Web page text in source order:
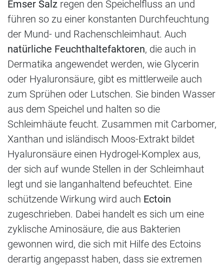
Emser Salz regen den Speichelfluss an und
führen so zu einer konstanten Durchfeuchtung
der Mund- und Rachenschleimhaut. Auch
natürliche Feuchthaltefaktoren, die auch in
Dermatika angewendet werden, wie Glycerin
oder Hyaluronsäure, gibt es mittlerweile auch
zum Sprühen oder Lutschen. Sie binden Wasser
aus dem Speichel und halten so die
Schleimhäute feucht. Zusammen mit Carbomer,
Xanthan und isländisch Moos-Extrakt bildet
Hyaluronsäure einen Hydrogel-Komplex aus,
der sich auf wunde Stellen in der Schleimhaut
legt und sie langanhaltend befeuchtet. Eine
schützende Wirkung wird auch Ectoin
zugeschrieben. Dabei handelt es sich um eine
zyklische Aminosäure, die aus Bakterien
gewonnen wird, die sich mit Hilfe des Ectoins
derartig angepasst haben, dass sie extremen